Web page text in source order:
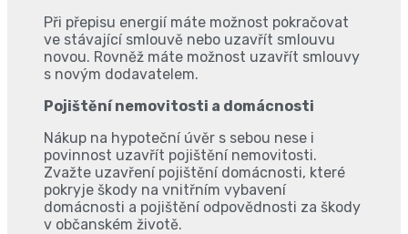
Při přepisu energií máte možnost pokračovat
ve stávající smlouvě nebo uzavřít smlouvu
novou. Rovněž máte možnost uzavřít smlouvy
s novým dodavatelem.
Pojištění nemovitosti a domácnosti
Nákup na hypoteční úvěr s sebou nese i
povinnost uzavřít pojištění nemovitosti.
Zvažte uzavření pojištění domácnosti, které
pokryje škody na vnitřním vybavení
domácnosti a pojištění odpovědnosti za škody
v občanském životě.